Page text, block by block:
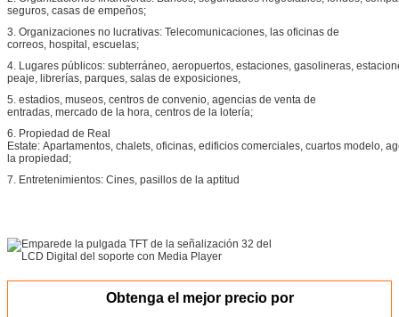
seguros, casas de empeños;
3. Organizaciones no lucrativas: Telecomunicaciones, las oficinas de
correos, hospital, escuelas;
4. Lugares públicos: subterráneo, aeropuertos, estaciones, gasolineras,
peaje, librerías, parques, salas de exposiciones,
5. estadios, museos, centros de convenio, agencias de venta de
entradas, mercado de la hora, centros de la lotería;
6. Propiedad de Real
Estate: Apartamentos, chalets, oficinas, edificios comerciales, cuartos modelo,
la propiedad;
7. Entretenimientos: Cines, pasillos de la aptitud
Obtenga el mejor precio por